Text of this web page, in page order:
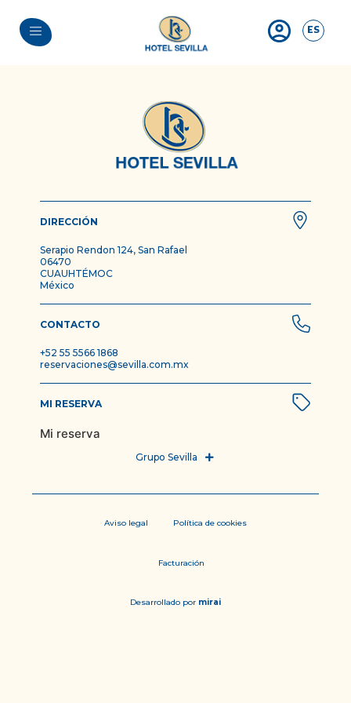
ES
DIRECCIÓN
Serapio Rendon 124, San Rafael
06470
CUAUHTÉMOC
México
CONTACTO
+52 55 5566 1868
reservaciones@sevilla.com.mx
MI RESERVA
Mi reserva
Aviso legal Política de cookies
Facturación
Desarrollado por mirai